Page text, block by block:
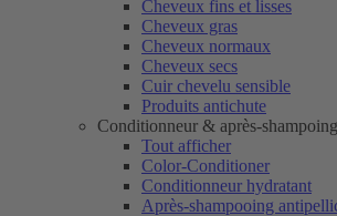
Cheveux fins et lisses
Cheveux gras
Cheveux normaux
Cheveux secs
Cuir chevelu sensible
Produits antichute
Conditionneur & après-shampoing
Tout afficher
Color-Conditioner
Conditionneur hydratant
Après-shampooing